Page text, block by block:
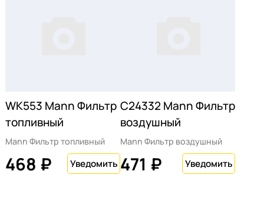
WK553 Mann Фильтр
топливный
Mann Фильтр топливный
468 ₽
C24332 Mann Фильтр
воздушный
Mann Фильтр воздушный
471 ₽